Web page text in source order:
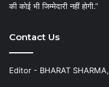
की कोई भी जिम्मेदारी नहीं होगी.”
Contact Us
Editor - BHARAT SHARMA,